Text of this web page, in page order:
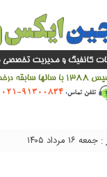
۱۴۰۵